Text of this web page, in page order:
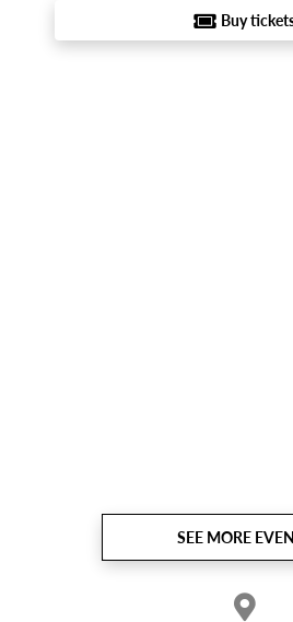
Buy
SEE MORE